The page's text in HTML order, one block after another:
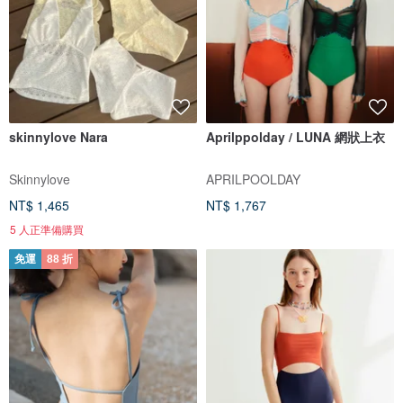
skinnylove Nara
Skinnylove
NT$ 1,465
5 人正準備購買
Aprilppolday / LUNA 網狀上衣
APRILPOOLDAY
NT$ 1,767
免運 88 折